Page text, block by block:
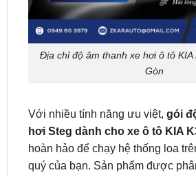
Địa chỉ độ âm thanh xe hơi ô tô KIA
Gòn
Với nhiều tính năng ưu việt,
hoàn hảo để chạy hệ thống loa
quý của bạn. Sản phẩm được
hành chính hãng bởi Công ty
Đến cửa hàng chính hãng gần